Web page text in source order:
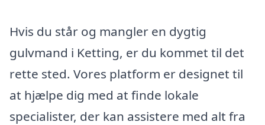
Hvis du står og mangler en dygtig
gulvmand i Ketting, er du kommet til det
rette sted. Vores platform er designet til
at hjælpe dig med at finde lokale
specialister, der kan assistere med alt fra